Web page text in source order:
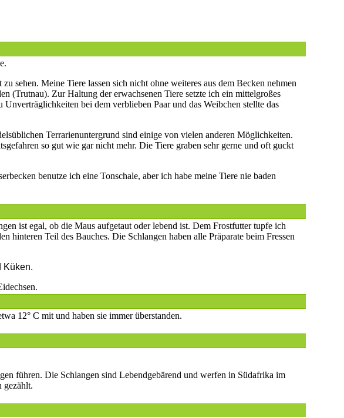
sehen. Meine Tiere lassen sich nicht ohne weiteres aus dem Becken nehmen
(Trutnau). Zur Haltung der erwachsenen Tiere setzte ich ein mittelgroßes
bei dem verblieben Paar und das Weibchen stellte das
Terrarienuntergrund sind einige von vielen anderen Möglichkeiten.
so gut wie gar nicht mehr. Die Tiere graben sehr gerne und oft guckt
benutze ich eine Tonschale, aber ich habe meine Tiere nie baden
ist egal, ob die Maus aufgetaut oder lebend ist. Dem Frostfutter tupfe ich
Teil des Bauches. Die Schlangen haben alle Präparate beim Fressen
Küken.
12° C mit und haben sie immer überstanden.
führen. Die Schlangen sind Lebendgebärend und werfen in Südafrika im
gezählt.